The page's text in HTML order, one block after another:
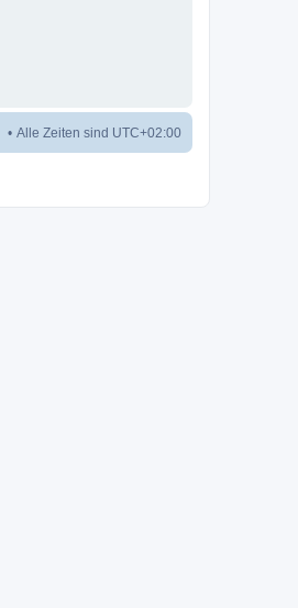
Alle Zeiten sind UTC+02:00